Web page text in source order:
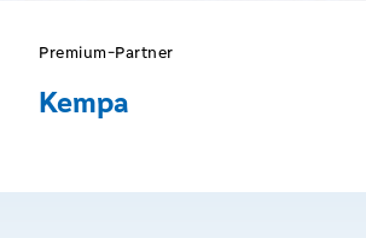
Premium-Partner
Kempa